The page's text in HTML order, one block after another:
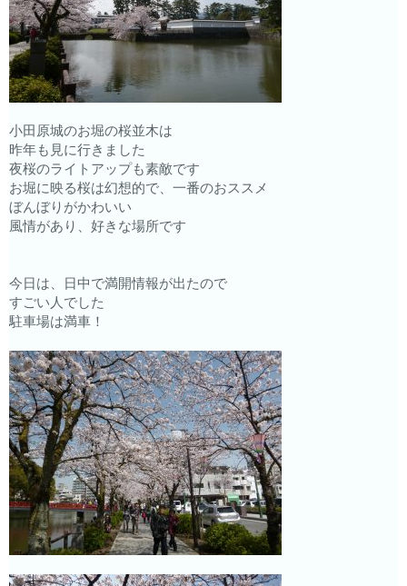
小田原城のお堀の桜並木は
昨年も見に行きました
夜桜のライトアップも素敵です
お堀に映る桜は幻想的で、一番のおススメ
ぼんぼりがかわいい
風情があり、好きな場所です
今日は、日中で満開情報が出たので
すごい人でした
駐車場は満車！